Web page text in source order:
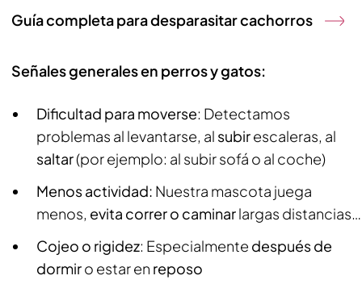
Guía completa para desparasitar cachorros
Señales generales en perros y gatos:
Dificultad para moverse: Detectamos
problemas al levantarse, al subirescaleras, al
saltar(por ejemplo: al subir sofá o al coche)
Menos actividad: Nuestra mascota juega
menos, evita correr o caminarlargas distancias…
Cojeo o rigidez: Especialmente después de
dormiro estar en reposo